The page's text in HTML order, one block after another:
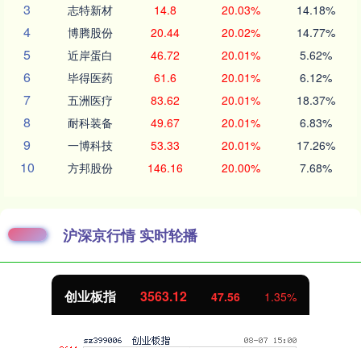
3 志特新材 14.8 20.03% 14.18%
4 博腾股份 20.44 20.02% 14.77%
5 近岸蛋白 46.72 20.01% 5.62%
6 毕得医药 61.6 20.01% 6.12%
7 五洲医疗 83.62 20.01% 18.37%
8 耐科装备 49.67 20.01% 6.83%
9 一博科技 53.33 20.01% 17.26%
10 方邦股份 146.16 20.00% 7.68%
沪深京行情 实时轮播
创业板指 3563.12 47.56 1.35%